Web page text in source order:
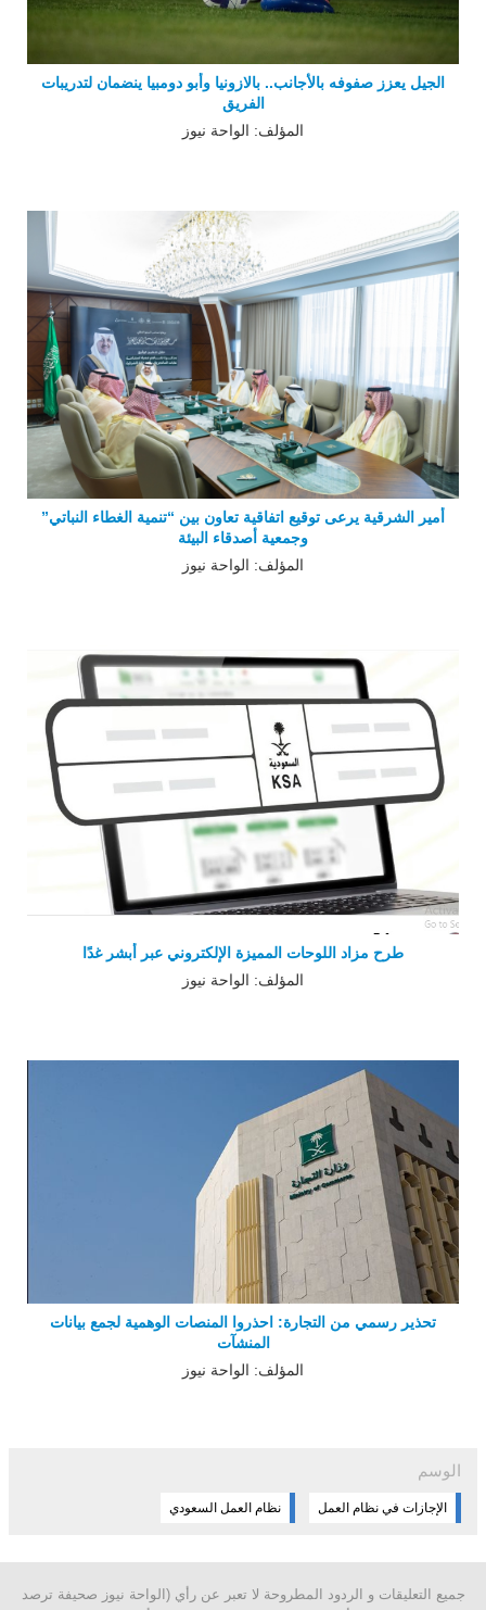
الجيل يعزز صفوفه بالأجانب.. بالازونيا وأبو دومبيا ينضمان لتدريبات
الفريق
المؤلف: الواحة نيوز
أمير الشرقية يرعى توقيع اتفاقية تعاون بين “تنمية الغطاء النباتي”
وجمعية أصدقاء البيئة
المؤلف: الواحة نيوز
طرح مزاد اللوحات المميزة الإلكتروني عبر أبشر غدًا
المؤلف: الواحة نيوز
تحذير رسمي من التجارة: احذروا المنصات الوهمية لجمع بيانات
المنشآت
المؤلف: الواحة نيوز
الوسم
الإجازات في نظام العمل نظام العمل السعودي
جميع التعليقات و الردود المطروحة لا تعبر عن رأي (الواحة نيوز صحيفة ترصد